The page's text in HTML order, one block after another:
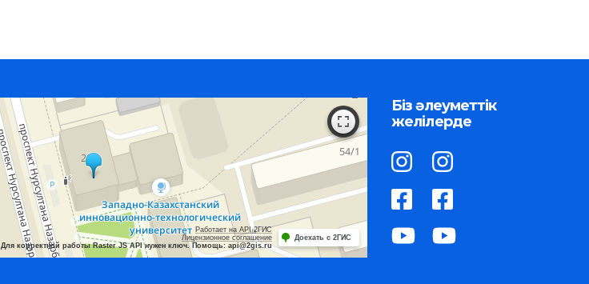
Работает на API 2ГИС
Лицензионное соглашение
Для корректной работы Raster JS API нужен ключ. Помощь: api@2gis.ru
Доехать с 2ГИС
Біз әлеуметтік
желілерде